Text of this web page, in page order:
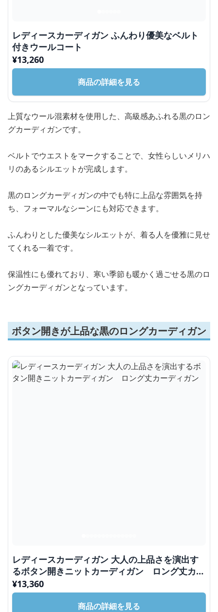
レディースカーディガン ふんわり優美なベルト
付きウールコート
¥13,260
商品の詳細を見る
上質なウール混素材を使用した、高級感あふれる黒のロン
グカーディガンです。
ベルトでウエストをマークすることで、女性らしいメリハ
リのあるシルエットが完成します。
黒のロングカーディガンの中でも特に上品な雰囲気を持
ち、フォーマルなシーンにも対応できます。
ふんわりとした優美なシルエットが、着る人を優雅に見せ
てくれる一着です。
保温性にも優れており、寒い季節も暖かく過ごせる黒のロ
ングカーディガンとなっています。
ボタン開きが上品な黒のロングカーディガン
レディースカーディガン 大人の上品さを演出す
るボタン開きニットカーディガン ロング丈カー
ディガン
¥13,360
商品の詳細を見る